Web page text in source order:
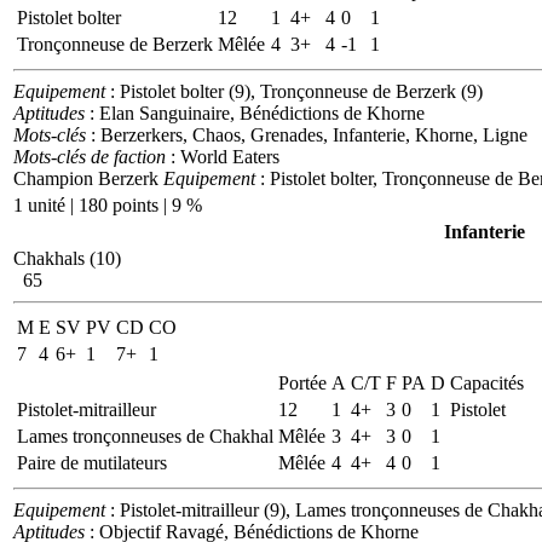
Pistolet bolter
12 1 4+ 4 0
1
Tronçonneuse de Berzerk Mêlée 4 3+ 4 -1 1
Equipement: Pistolet bolter (9), Tronçonneuse de Berzerk (9)
Aptitudes : Elan Sanguinaire, Bénédictions de Khorne
Mots-clés : Berzerkers, Chaos, Grenades, Infanterie, Khorne, Ligne
Mots-clés de faction : World Eaters
Champion Berzerk Equipement: Pistolet bolter, Tronçonneuse de
1 unité | 180 points | 9 %
Infanterie
Chakhals (10)
65
M E SV PV CD CO
7 4 6+ 1 7+
1
Portée A C/T F PA D Capacités
Pistolet-mitrailleur
12 1 4+ 3 0 1
Pistolet
Lames tronçonneuses de Chakhal Mêlée 3 4+ 3 0
1
Paire de mutilateurs
Mêlée 4 4+ 4 0 1
Equipement: Pistolet-mitrailleur (9), Lames tronçonneuses de
Aptitudes : Objectif Ravagé, Bénédictions de Khorne